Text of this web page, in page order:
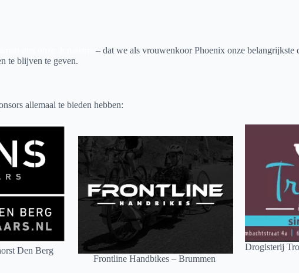
– dat we als vrouwenkoor Phoenix onze belangrijkste
te blijven te geven.
allemaal te bieden hebben:
Den Berg
Frontline Handbikes – Brummen
Drogisterij